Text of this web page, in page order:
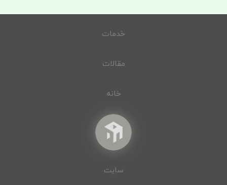
خدمات
مقالات
خانه
سایت